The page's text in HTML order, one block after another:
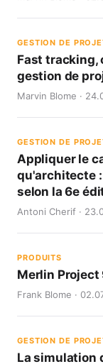
GESTION DE
Fast tracking,
gestion de
Marvin Blome ·
GESTION DE
Appliquer le
qu'architecte
selon la 6e
Antoni Cherif ·
PRODUITS
Merlin
Frank Blome ·
GESTION DE
La simulation